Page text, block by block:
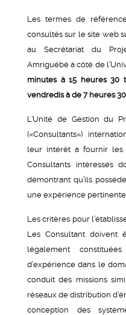
Les termes de
consultés sur le site web
au Secrétariat du
Amriguébé à côté de
minutes à 15 heures 30
vendredis à de 7 heures
L’Unité de Gestion du
(«Consultants»)
leur intérêt à fournir les
Consultants intéressés
démontrant qu’ils
une expérience pertinente
Les critères pour
Les Consultant doivent
légalement
d’expérience dans le
conduit des missions
réseaux de distribution
conception des